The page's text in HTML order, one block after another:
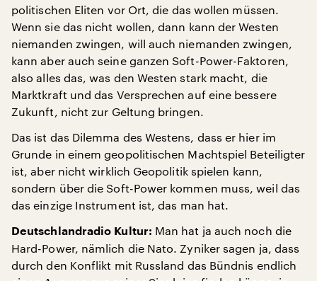
politischen Eliten vor Ort, die das wollen müssen.
Wenn sie das nicht wollen, dann kann der Westen
niemanden zwingen, will auch niemanden zwingen,
kann aber auch seine ganzen Soft-Power-Faktoren,
also alles das, was den Westen stark macht, die
Marktkraft und das Versprechen auf eine bessere
Zukunft, nicht zur Geltung bringen.
Das ist das Dilemma des Westens, dass er hier im
Grunde in einem geopolitischen Machtspiel Beteiligter
ist, aber nicht wirklich Geopolitik spielen kann,
sondern über die Soft-Power kommen muss, weil das
das einzige Instrument ist, das man hat.
Deutschlandradio Kultur: Man hat ja auch noch die
Hard-Power, nämlich die Nato. Zyniker sagen ja, dass
durch den Konflikt mit Russland das Bündnis endlich